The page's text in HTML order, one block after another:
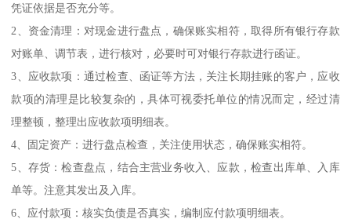
凭证依据是否充分等。
2、资金清理：对现金进行盘点，确保账实相符，取得所有银行存款
对账单、调节表，进行核对，必要时可对银行存款进行函证。
3、应收款项：通过检查、函证等方法，关注长期挂账的客户，应收
款项的清理是比较复杂的，具体可视委托单位的情况而定，经过清
理整顿，整理出应收款项明细表。
4、固定资产：进行盘点检查，关注使用状态，确保账实相符。
5、存货：检查盘点，结合主营业务收入、应款，检查出库单、入库
单等。注意其发出及入库。
6、应付款项：核实负债是否真实，编制应付款项明细表。